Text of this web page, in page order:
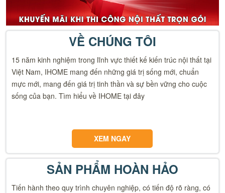
VỀ CHÚNG TÔI
15 năm kinh nghiệm trong lĩnh vực thiết kế kiến trúc nội thất tại
Việt Nam, IHOME mang đến những giá trị sống mới, chuẩn
mực mới, mang đến giá trị tinh thần và sự bền vững cho cuộc
sống của bạn. Tìm hiểu về IHOME tại đây
XEM NGAY
SẢN PHẨM HOÀN HẢO
Tiến hành theo quy trình chuyên nghiệp, có tiến độ rõ ràng, có